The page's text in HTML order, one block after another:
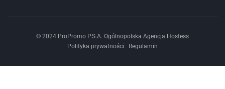
© 2024 ProPromo P.S.A. Ogólnopolska Agencja Hostess
Polityka prywatności
Regulamin